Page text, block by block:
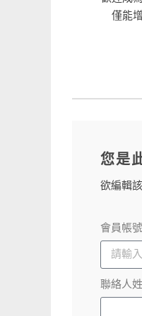
僅能
您是
欲編輯
會員帳號
聯絡人